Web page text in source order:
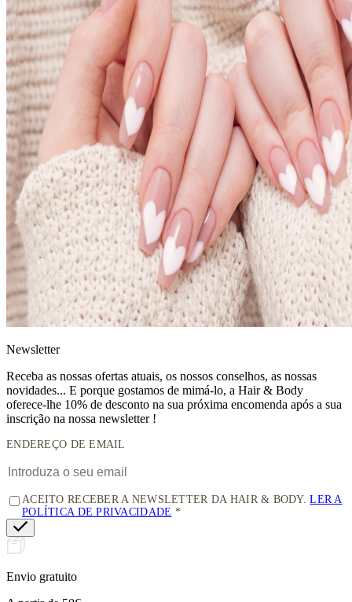
Newsletter
Receba as nossas ofertas atuais, os nossos conselhos, as nossas
novidades... E porque gostamos de mimá-lo, a Hair & Body
oferece-lhe 10% de desconto na sua próxima encomenda após a sua
inscrição na nossa newsletter !
ENDEREÇO DE EMAIL
ACEITO RECEBER A NEWSLETTER DA HAIR & BODY.LER A
POLÍTICA DE PRIVACIDADE
Envio gratuito